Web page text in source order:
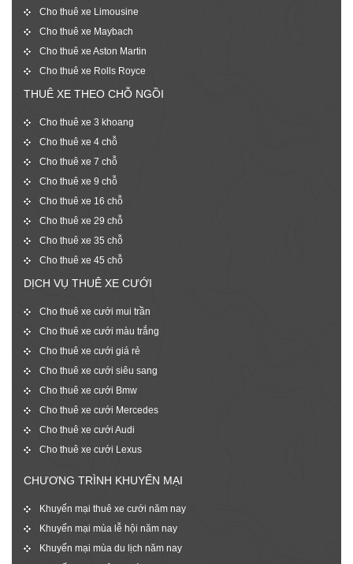
Cho thuê xe Limousine
Cho thuê xe Maybach
Cho thuê xe Aston Martin
Cho thuê xe Rolls Royce
THUÊ XE THEO CHỖ NGỒI
Cho thuê xe 3 khoang
Cho thuê xe 4 chỗ
Cho thuê xe 7 chỗ
Cho thuê xe 9 chỗ
Cho thuê xe 16 chỗ
Cho thuê xe 29 chỗ
Cho thuê xe 35 chỗ
Cho thuê xe 45 chỗ
DỊCH VỤ THUÊ XE CƯỚI
Cho thuê xe cưới mui trần
Cho thuê xe cưới màu trắng
Cho thuê xe cưới giá rẻ
Cho thuê xe cưới siêu sang
Cho thuê xe cưới Bmw
Cho thuê xe cưới Mercedes
Cho thuê xe cưới Audi
Cho thuê xe cưới Lexus
CHƯƠNG TRÌNH KHUYẾN MẠI
Khuyến mại thuê xe cưới năm nay
Khuyến mại mùa lễ hội năm nay
Khuyến mại mùa du lịch năm nay